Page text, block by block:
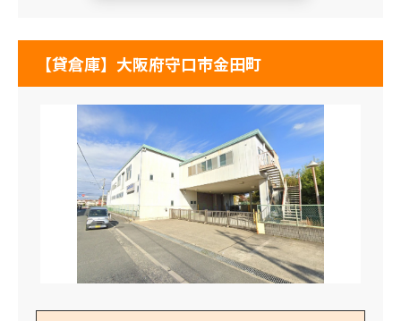
【貸倉庫】大阪府守口市金田町